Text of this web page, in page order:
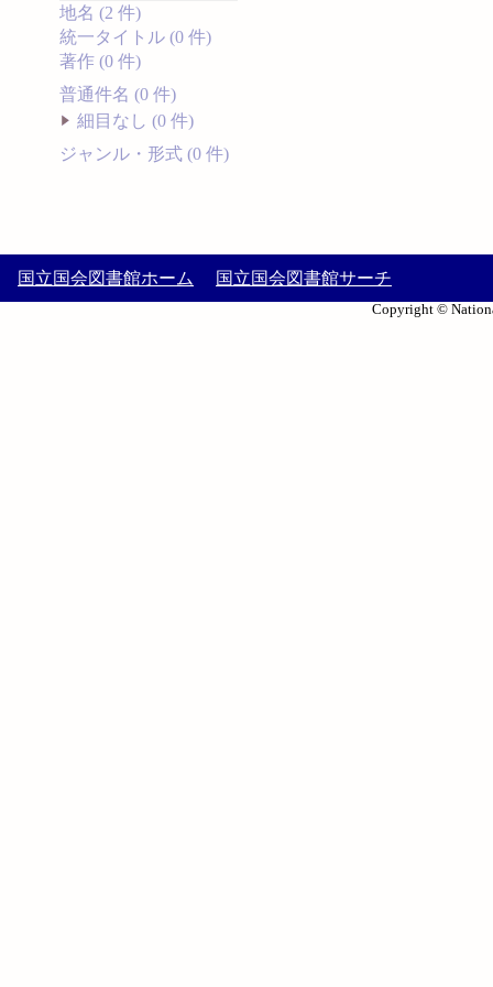
地名 (2 件)
統一タイトル (0 件)
著作 (0 件)
普通件名 (0 件)
細目なし (0 件)
ジャンル・形式 (0 件)
国立国会図書館ホーム 国立国会図書館サーチ
Copyright ©